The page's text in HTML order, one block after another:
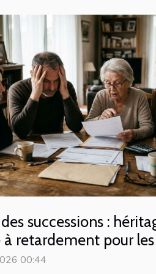
successions :
à retardement pour
00:44